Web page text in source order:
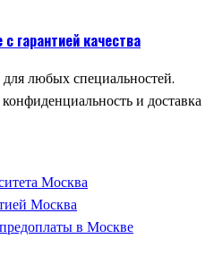
гарантией качества
любых специальностей.
и доставка
Москва
Москва
в Москве